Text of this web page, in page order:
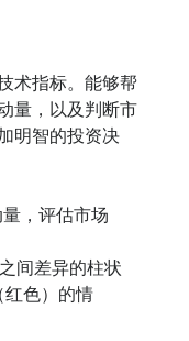
术指标。能够帮
量，以及判断市
明智的投资决
，评估市场
间差异的柱状
红色）的情